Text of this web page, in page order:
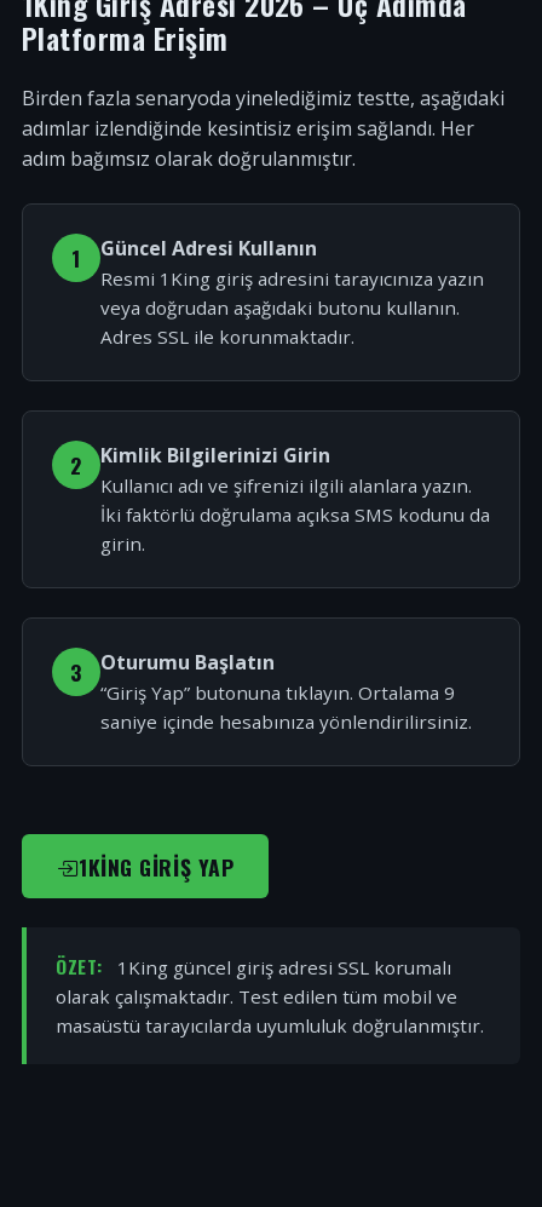
Platforma Erişim
Birden fazla senaryoda yinelediğimiz testte, aşağıdaki
adımlar izlendiğinde kesintisiz erişim sağlandı. Her
adım bağımsız olarak doğrulanmıştır.
1 Güncel Adresi Kullanın
Resmi 1King giriş adresini tarayıcınıza yazın
veya doğrudan aşağıdaki butonu kullanın.
Adres SSL ile korunmaktadır.
2 Kimlik Bilgilerinizi Girin
Kullanıcı adı ve şifrenizi ilgili alanlara yazın.
İki faktörlü doğrulama açıksa SMS kodunu da
girin.
3 Oturumu Başlatın
“Giriş Yap” butonuna tıklayın. Ortalama 9
saniye içinde hesabınıza yönlendirilirsiniz.
1KING GIRIŞ YAP
ÖZET:
1King güncel giriş adresi SSL korumalı
olarak çalışmaktadır. Test edilen tüm mobil ve
masaüstü tarayıcılarda uyumluluk doğrulanmıştır.